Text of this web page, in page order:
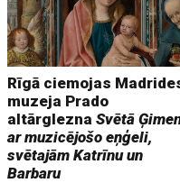
Rīgā ciemojas
muzeja Prado
altārgleznaSvētā
ar muzicējošo eņģeli,
svētajām Katrīnu un
Barbaru